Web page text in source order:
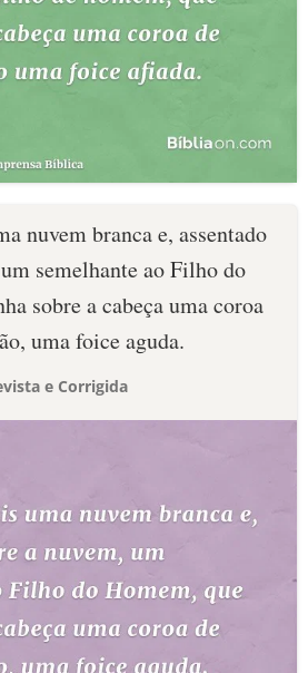
nuvem branca e, assentado
semelhante ao Filho do
sobre a cabeça uma coroa
uma foice aguda.
e Corrigida